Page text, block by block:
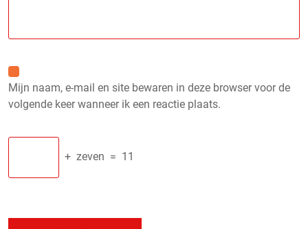
Mijn naam, e-mail en site bewaren in deze browser voor de
volgende keer wanneer ik een reactie plaats.
+ zeven = 11